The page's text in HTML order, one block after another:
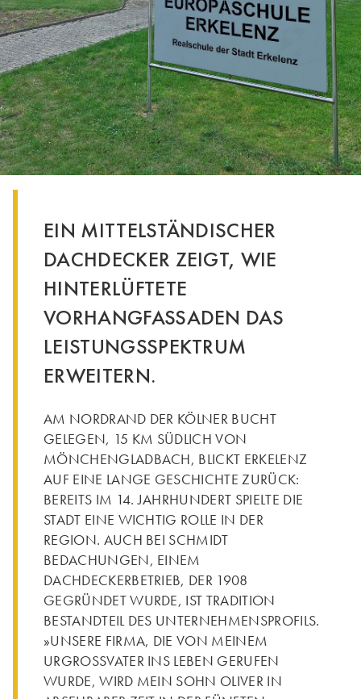
EIN MITTELSTÄNDISCHER
DACHDECKER ZEIGT, WIE
HINTERLÜFTETE
VORHANGFASSADEN DAS
LEISTUNGSSPEKTRUM
ERWEITERN.
AM NORDRAND DER KÖLNER BUCHT
GELEGEN, 15 KM SÜDLICH VON
MÖNCHENGLADBACH, BLICKT ERKELENZ
AUF EINE LANGE GESCHICHTE ZURÜCK:
BEREITS IM 14. JAHRHUNDERT SPIELTE DIE
STADT EINE WICHTIG ROLLE IN DER
REGION. AUCH BEI SCHMIDT
BEDACHUNGEN, EINEM
DACHDECKERBETRIEB, DER 1908
GEGRÜNDET WURDE, IST TRADITION
BESTANDTEIL DES UNTERNEHMENSPROFILS.
»UNSERE FIRMA, DIE VON MEINEM
URGROSSVATER INS LEBEN GERUFEN
WURDE, WIRD MEIN SOHN OLIVER IN